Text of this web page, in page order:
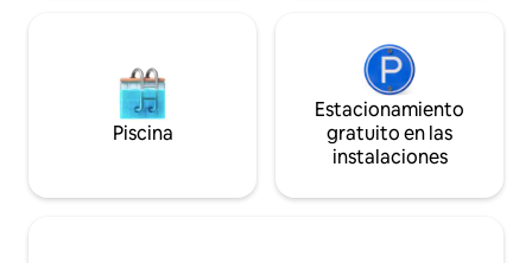
Piscina
Estacionamiento
gratuito en las
instalaciones